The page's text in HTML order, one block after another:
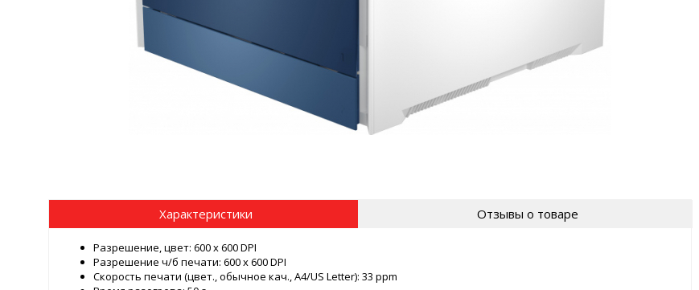
Характеристики Отзывы о товаре
Разрешение, цвет: 600 x 600 DPI
Разрешение ч/б печати: 600 x 600 DPI
Скорость печати (цвет., обычное кач., A4/US Letter): 33 ppm